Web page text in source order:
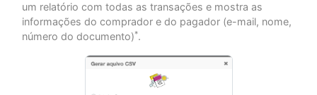
um relatório com todas as transações e mostra as
informações do comprador e do pagador (e-mail, nome,
número do documento)*.